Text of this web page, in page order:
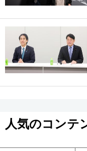
人気のコンテ